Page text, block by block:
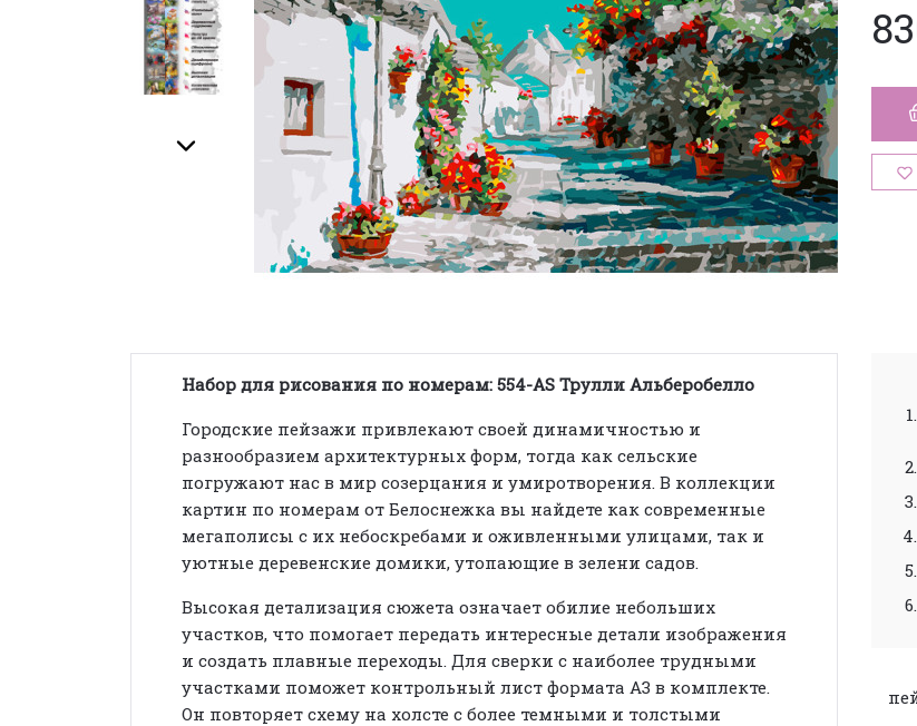
Набор для рисования по номерам: 554-AS Трулли Альберобелло
Городские пейзажи привлекают своей динамичностью и
разнообразием архитектурных форм, тогда как сельские
погружают нас в мир созерцания и умиротворения. В коллекции
картин по номерам от Белоснежка вы найдете как современные
мегаполисы с их небоскребами и оживленными улицами, так и
уютные деревенские домики, утопающие в зелени садов.
Высокая детализация сюжета означает обилие небольших
участков, что помогает передать интересные детали изображения
и создать плавные переходы. Для сверки с наиболее трудными
участками поможет контрольный лист формата А3 в комплекте.
Он повторяет схему на холсте с более темными и толстыми